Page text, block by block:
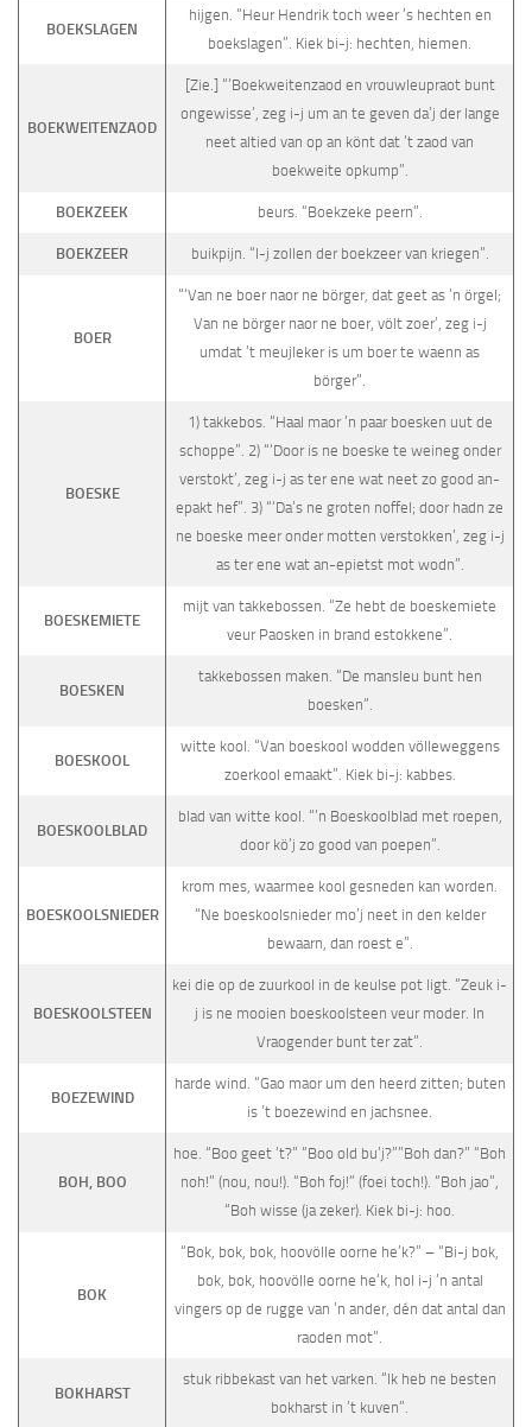
BOEKSLAGEN
hijgen. “Heur Hendrik toch weer ’s hechten en
boekslagen”. Kiek bi-j: hechten, hiemen.
BOEKWEITENZAOD
[Zie.] “‘Boekweitenzaod en vrouwleupraot bunt
ongewisse’, zeg i-j um an te geven da’j der lange
neet altied van op an könt dat ’t zaod van
boekweite opkump”.
BOEKZEEK beurs. “Boekzeke peern”.
BOEKZEER buikpijn. “I-j zollen der boekzeer van kriegen”.
BOER
“‘Van ne boer naor ne börger, dat geet as ’n örgel;
Van ne börger naor ne boer, völt zoer’, zeg i-j
umdat ’t meujleker is um boer te waenn as
börger”.
BOESKE
1) takkebos. “Haal maor ’n paar boesken uut de
schoppe”. 2) “‘Door is ne boeske te weineg onder
verstokt’, zeg i-j as ter ene wat neet zo good an-
epakt hef”. 3) “‘Da’s ne groten noffel; door hadn ze
ne boeske meer onder motten verstokken’, zeg i-j
as ter ene wat an-epietst mot wodn”.
BOESKEMIETE
mijt van takkebossen. “Ze hebt de boeskemiete
veur Paosken in brand estokkene”.
BOESKEN
takkebossen maken. “De mansleu bunt hen
boesken”.
BOESKOOL
witte kool. “Van boeskool wodden völleweggens
zoerkool emaakt”. Kiek bi-j: kabbes.
BOESKOOLBLAD
blad van witte kool. “’n Boeskoolblad met roepen,
door kö’j zo good van poepen”.
BOESKOOLSNIEDER
krom mes, waarmee kool gesneden kan worden.
“Ne boeskool­snieder mo’j neet in den kelder
bewaarn, dan roest e”.
BOESKOOLSTEEN
kei die op de zuurkool in de keulse pot ligt. “Zeuk i-
j is ne mooien boeskoolsteen veur moder. In
Vraogender bunt ter zat”.
BOEZEWIND
harde wind. “Gao maor um den heerd zitten; buten
is ’t boezewind en jachsnee.
BOH, BOO
hoe. “Boo geet ’t?” “Boo old bu’j?””Boh dan?” “Boh
noh!” (nou, nou!). “Boh foj!” (foei toch!). “Boh jao”,
“Boh wisse (ja zeker). Kiek bi-j: hoo.
BOK
“Bok, bok, bok, hoovölle oorne he’k?” – “Bi-j bok,
bok, bok, hoovölle oorne he’k, hol i-j ’n antal
vingers op de rugge van ’n ander, dén dat antal dan
raoden mot”.
BOKHARST
stuk ribbekast van het varken. “Ik heb ne besten
bokharst in ’t kuven”.